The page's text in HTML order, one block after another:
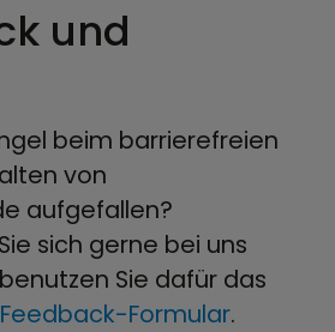
und
beim barrierefreien
von
aufgefallen?
sich gerne bei uns
Sie dafür das
Feedback-Formular.